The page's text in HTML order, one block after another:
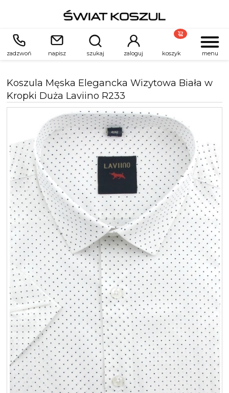
menu
zadzwoń napisz szukaj zaloguj koszyk
Koszula Męska Elegancka Wizytowa Biała w
Kropki Duża Laviino R233